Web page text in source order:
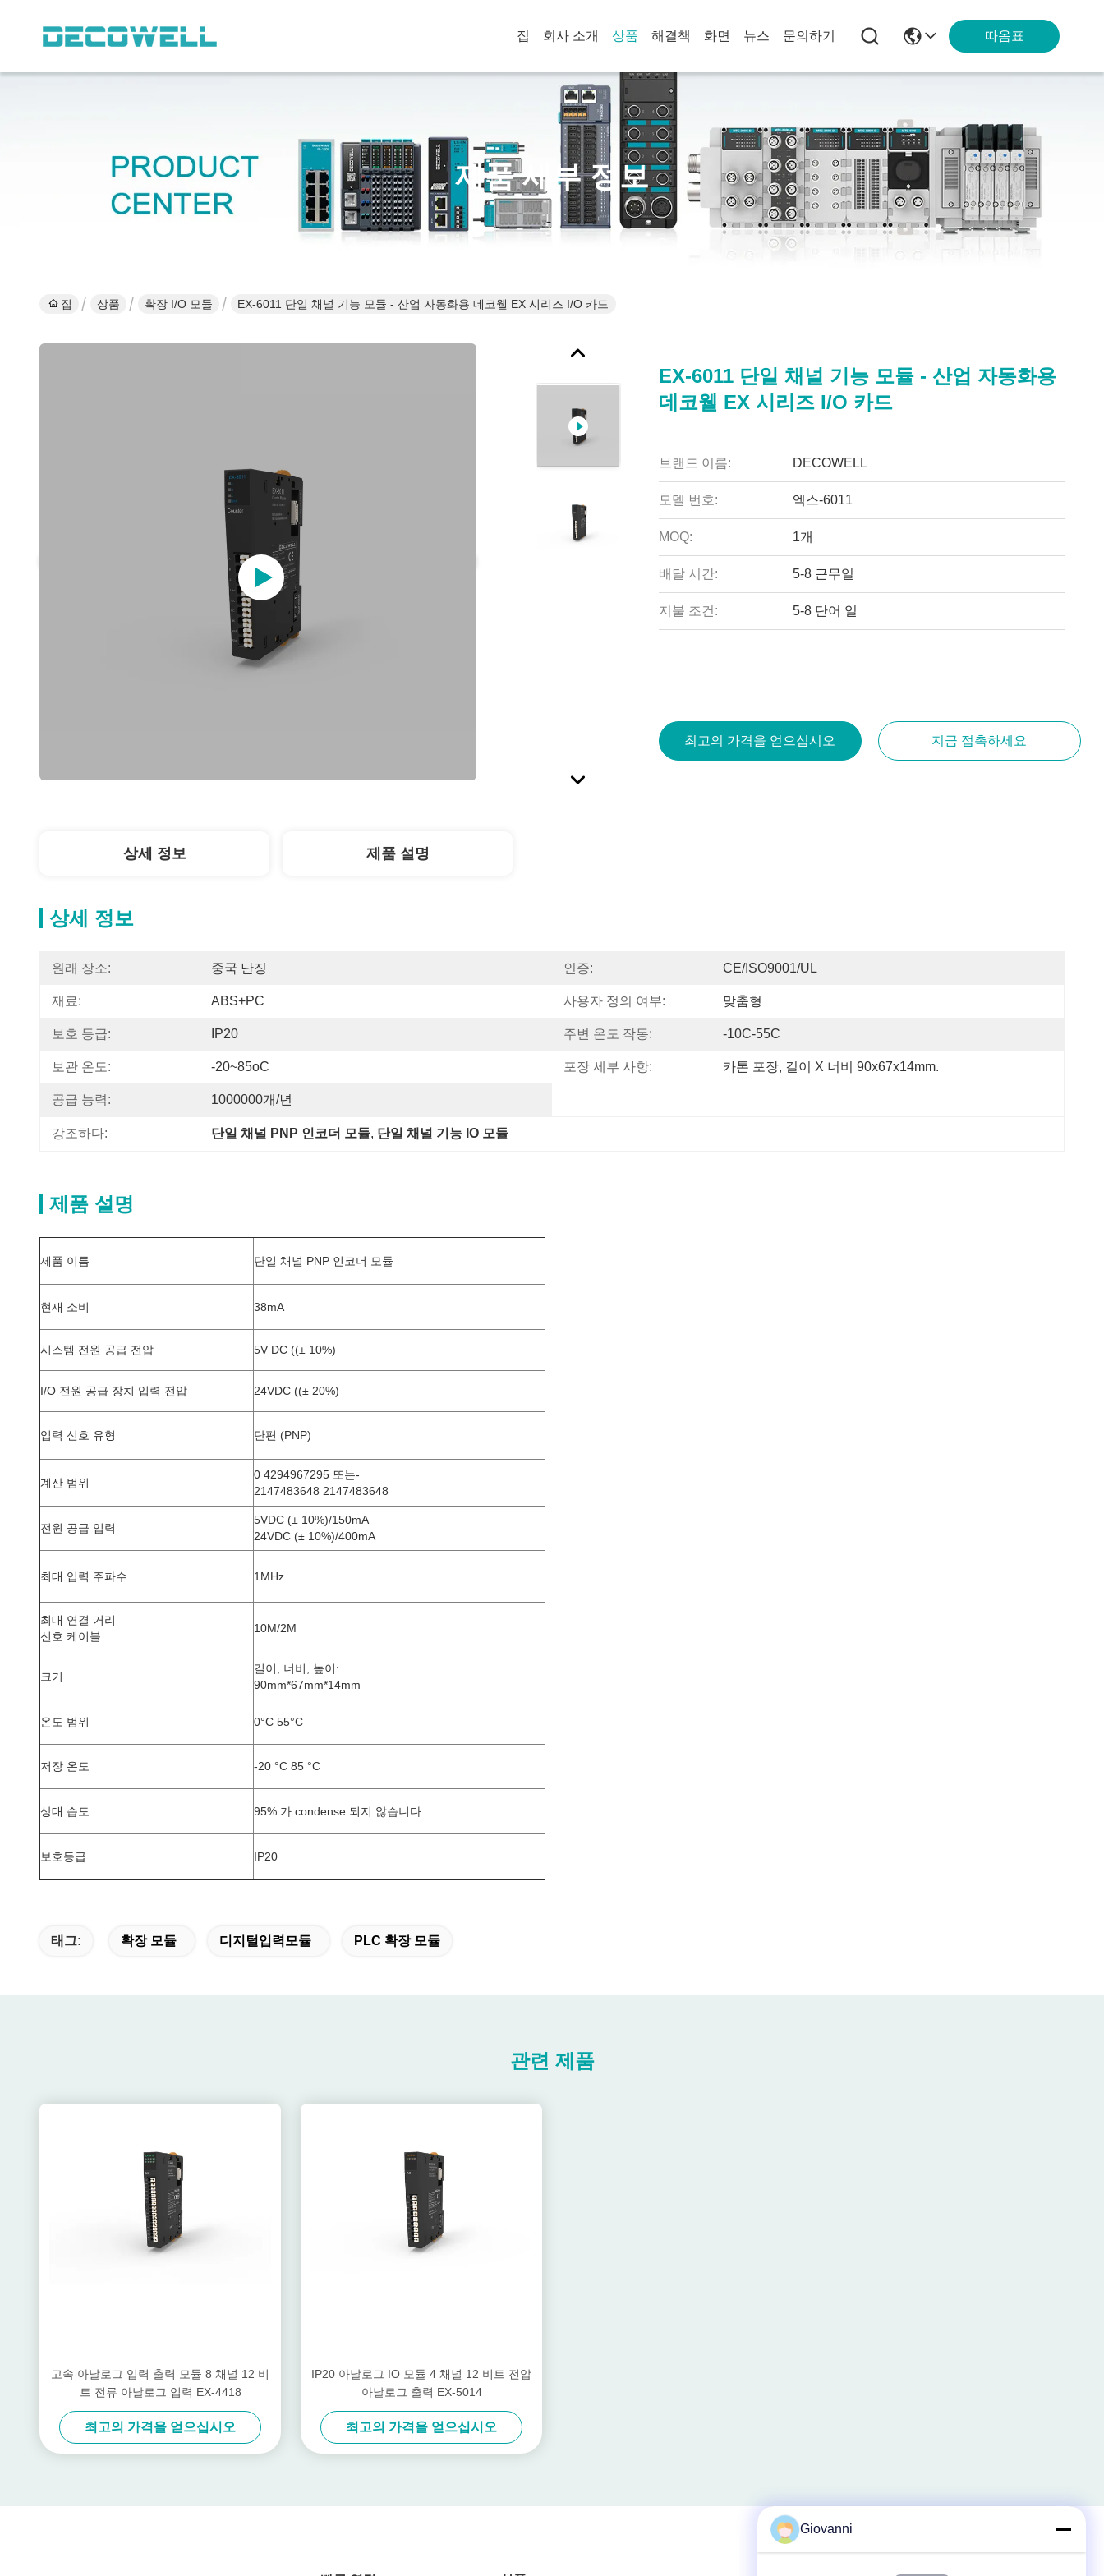
집 회사 소개 상품 해결책 화면 뉴스 문의하기 따옴표
제품 세부 정보
집 상품 확장 I/O 모듈 EX-6011 단일 채널 기능 모듈 - 산업 자동화용 데코웰 EX 시리즈 I/O 카드
EX-6011 단일 채널 기능 모듈 - 산업 자동화용
데코웰 EX 시리즈 I/O 카드
브랜드 이름: DECOWELL
모델 번호: 엑스-6011
MOQ: 1개
배달 시간: 5-8 근무일
지불 조건: 5-8 단어 일
최고의 가격을 얻으십시오 지금 접촉하세요
상세 정보 제품 설명
상세 정보
원래 장소: 중국 난징 인증: CE/ISO9001/UL
재료: ABS+PC 사용자 정의 여부: 맞춤형
보호 등급: IP20 주변 온도 작동: -10C-55C
보관 온도: -20~85oC 포장 세부 사항: 카톤 포장, 길이 X 너비 90x67x14mm.
공급 능력: 1000000개/년
강조하다: 단일 채널 PNP 인코더 모듈, 단일 채널 기능 IO 모듈
제품 설명
제품 이름 단일 채널 PNP 인코더 모듈
현재 소비 38mA
시스템 전원 공급 전압 5V DC ((± 10%)
I/O 전원 공급 장치 입력 전압 24VDC ((± 20%)
입력 신호 유형 단편 (PNP)
계산 범위
0 4294967295 또는-
2147483648 2147483648
전원 공급 입력
5VDC (± 10%)/150mA
24VDC (± 10%)/400mA
최대 입력 주파수 1MHz
최대 연결 거리
신호 케이블
10M/2M
크기
길이, 너비, 높이:
90mm*67mm*14mm
온도 범위 0°C 55°C
저장 온도 -20 °C 85 °C
상대 습도 95% 가 condense 되지 않습니다
보호등급 IP20
태그: 확장 모듈 디지털입력모듈 PLC 확장 모듈
관련 제품
고속 아날로그 입력 출력 모듈 8 채널 12 비
트 전류 아날로그 입력 EX-4418
최고의 가격을 얻으십시오
IP20 아날로그 IO 모듈 4 채널 12 비트 전압
아날로그 출력 EX-5014
최고의 가격을 얻으십시오
Giovanni